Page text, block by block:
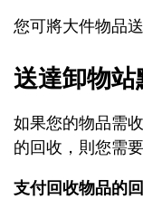
您可將大件物品
送達卸物站
如果您的物品需
的回收，則您需
支付回收物品的